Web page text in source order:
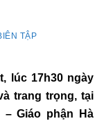
TẬP
lúc 17h30 ngày
trang trọng, tại
Giáo phận Hà